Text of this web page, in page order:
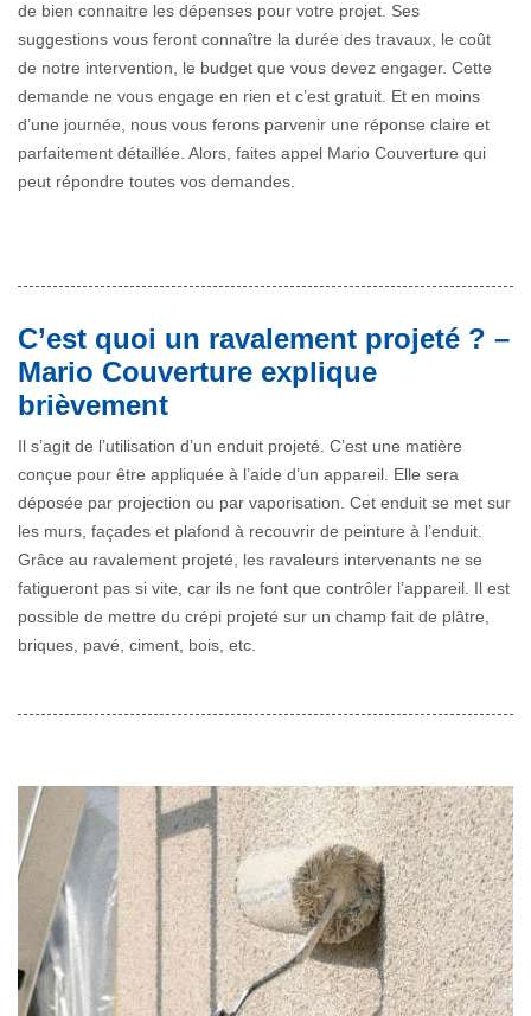
de bien connaitre les dépenses pour votre projet. Ses
suggestions vous feront connaître la durée des travaux, le coût
de notre intervention, le budget que vous devez engager. Cette
demande ne vous engage en rien et c’est gratuit. Et en moins
d’une journée, nous vous ferons parvenir une réponse claire et
parfaitement détaillée. Alors, faites appel Mario Couverture qui
peut répondre toutes vos demandes.
C’est quoi un ravalement projeté ? –
Mario Couverture explique
brièvement
Il s’agit de l’utilisation d’un enduit projeté. C’est une matière
conçue pour être appliquée à l’aide d’un appareil. Elle sera
déposée par projection ou par vaporisation. Cet enduit se met sur
les murs, façades et plafond à recouvrir de peinture à l’enduit.
Grâce au ravalement projeté, les ravaleurs intervenants ne se
fatigueront pas si vite, car ils ne font que contrôler l’appareil. Il est
possible de mettre du crépi projeté sur un champ fait de plâtre,
briques, pavé, ciment, bois, etc.